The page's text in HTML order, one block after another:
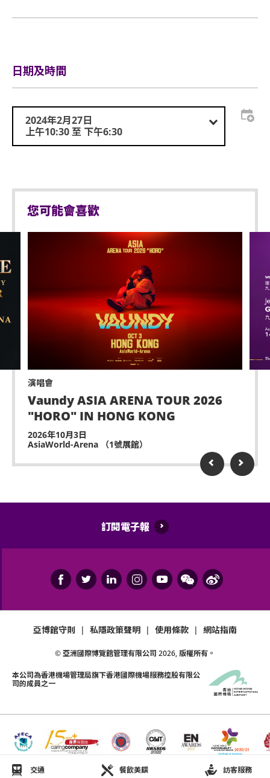
交通 餐飲美饌 訪客服務
日期及時間
2024年2月27日
上午10:30 至 下午6:30
您可能會喜歡
演唱會
Vaundy ASIA ARENA TOUR 2026
"HORO" IN HONG KONG
2026年10月3日
AsiaWorld-Arena （1號展館）
訂閱電子報
亞博館守則 | 私隱政策聲明 | 使用條款 | 網站指南
© 亞洲國際博覽館管理有限公司 2026, 版權所有。
本公司為香港機場管理局旗下香港國際機場服務控股有限公
司的成員之一